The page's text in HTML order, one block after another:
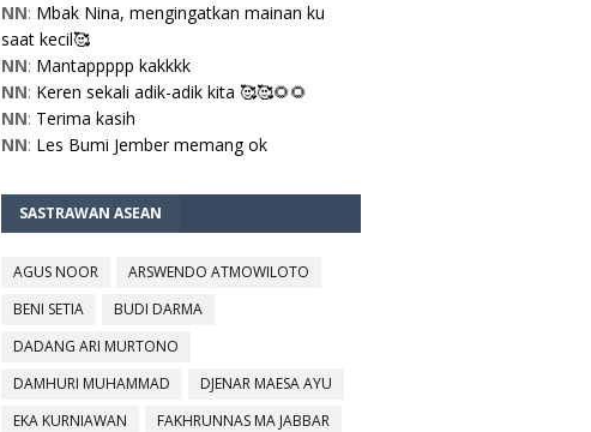
NN: Mbak Nina, mengingatkan mainan ku
saat kecil🥰
NN: Mantappppp kakkkk
NN: Keren sekali adik-adik kita 🥰🥰🌻🌻
NN: Terima kasih
NN: Les Bumi Jember memang ok
SASTRAWAN ASEAN
AGUS NOOR
ARSWENDO ATMOWILOTO
BENI SETIA
BUDI DARMA
DADANG ARI MURTONO
DAMHURI MUHAMMAD
DJENAR MAESA AYU
EKA KURNIAWAN
FAKHRUNNAS MA JABBAR